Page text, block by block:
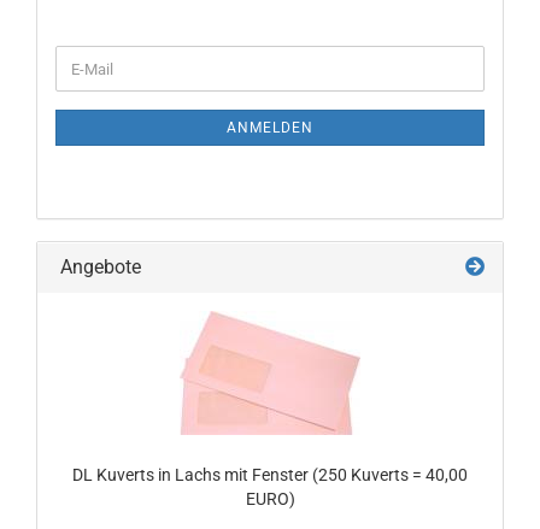
ZUR
E-
Mail
ANMELDEN
Angebote
DL Kuverts in Lachs mit Fenster (250 Kuverts = 40,00
EURO)